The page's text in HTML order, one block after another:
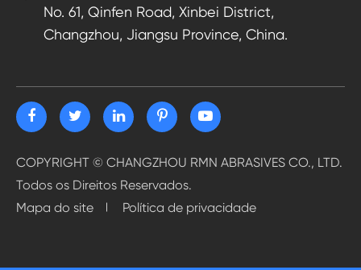
No. 61, Qinfen Road, Xinbei District,
Changzhou, Jiangsu Province, China.
COPYRIGHT © CHANGZHOU RMN ABRASIVES CO., LTD.
Todos os Direitos Reservados.
Mapa do site
Política de privacidade